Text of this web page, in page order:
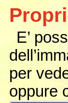
E’
per
oppure